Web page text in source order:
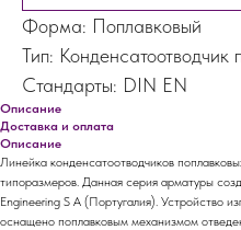
Форма: Поплавковый
Тип: Конденсатоотводчик
Стандарты: DIN EN
Описание
Доставка и оплата
Описание
Линейка конденсатоотводчиков
типоразмеров. Данная серия арматуры
Engineering S A (Португалия). Устройство
оснащено поплавковым механизмом